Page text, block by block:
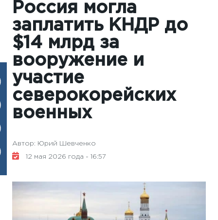
Россия могла
заплатить КНДР до
$14 млрд за
вооружение и
участие
северокорейских
военных
Автор: Юрий Шевченко
12 мая 2026 года - 16:57